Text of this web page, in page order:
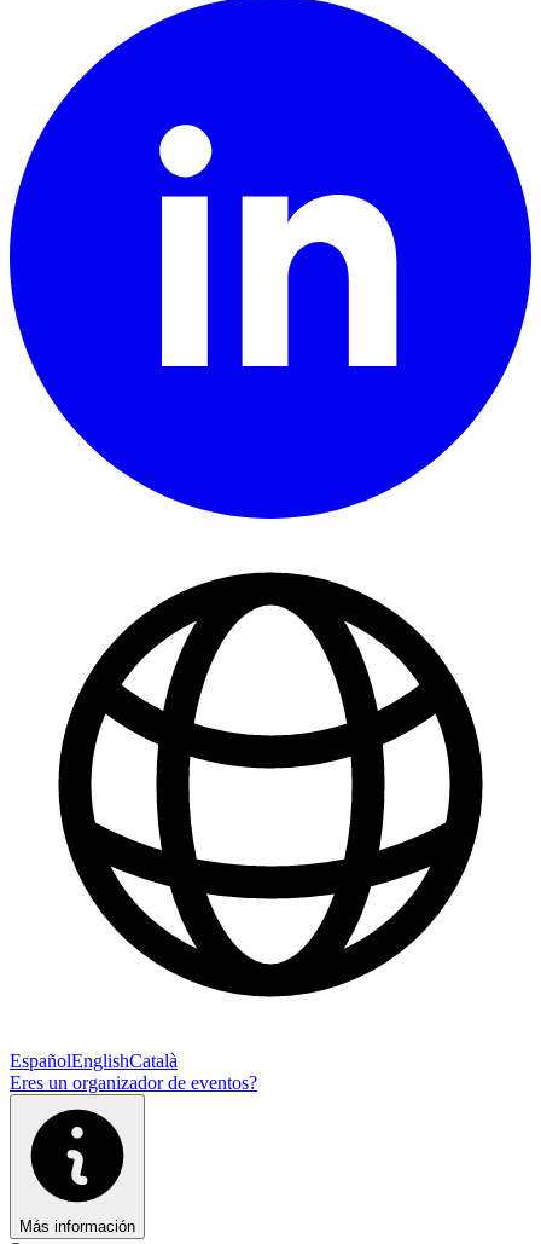
EspañolEnglishCatalà
Eres un organizador de eventos?
Más información